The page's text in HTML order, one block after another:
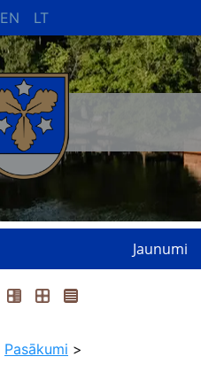
EN LT
Jaunumi
Pasākumi >